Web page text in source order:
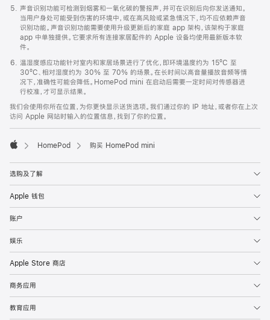
声音识别功能可检测到烟雾和一氧化碳的警报声，并可在识别后向你发送通知。
当用户身处可能受到伤害的环境中，或在高风险或紧急情况下，均不应依赖声音
识别功能。声音识别功能需要使用升级更新后的家庭 app 架构，该架构于家庭
app 中单独提供。它要求所有连接家居配件的 Apple 设备均使用最新版本软
件。
温湿度感应功能针对室内和家居场景进行了优化，即环境温度约为 15ºC 至
30ºC、相对湿度约为 30% 至 70% 的场景。在长时间以高音量播放音频等情
况下，准确性可能会降低。HomePod mini 在启动后需要一定时间对传感器进
行校准，才可显示结果。
我们会使用你所在位置，为你更快显示送货选项。我们通过你的 IP 地址，或者你在上次
访问 Apple 网站时输入的位置信息，找到了你的位置。
HomePod 购买 HomePod mini
选购及了解
Apple 钱包
账户
娱乐
Apple Store 商店
商务应用
教育应用